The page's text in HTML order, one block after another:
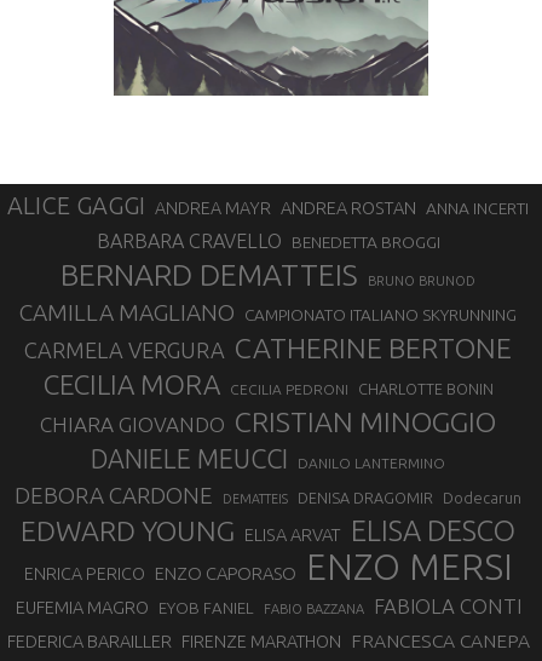
ALICE GAGGI ANDREA MAYR ANDREA ROSTAN ANNA INCERTI
BARBARA CRAVELLO BENEDETTA BROGGI
BERNARD DEMATTEIS BRUNO BRUNOD
CAMILLA MAGLIANO CAMPIONATO ITALIANO SKYRUNNING
CARMELA VERGURA CATHERINE BERTONE
CECILIA MORA CECILIA PEDRONI CHARLOTTE BONIN
CHIARA GIOVANDO CRISTIAN MINOGGIO
DANIELE MEUCCI DANILO LANTERMINO
DEBORA CARDONE DEMATTEIS DENISA DRAGOMIR Dodecarun
EDWARD YOUNG ELISA ARVAT ELISA DESCO
ENRICA PERICO ENZO CAPORASO ENZO MERSI
EUFEMIA MAGRO EYOB FANIEL FABIO BAZZANA FABIOLA CONTI
FEDERICA BARAILLER FIRENZE MARATHON FRANCESCA CANEPA